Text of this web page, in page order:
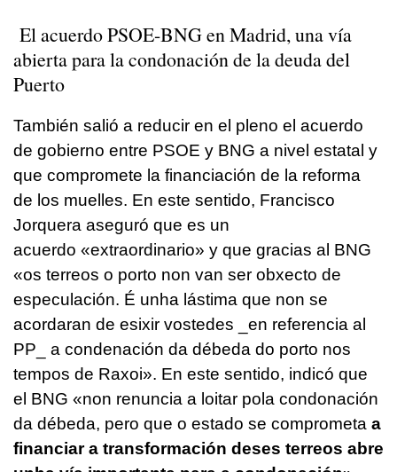
El acuerdo PSOE-BNG en Madrid, una vía
abierta para la condonación de la deuda del
Puerto
También salió a reducir en el pleno el acuerdo
de gobierno entre PSOE y BNG a nivel estatal y
que compromete la financiación de la reforma
de los muelles. En este sentido, Francisco
Jorquera aseguró que es un
acuerdo «extraordinario» y que gracias al BNG
«os terreos o porto non van ser obxecto de
especulación. É unha lástima que non se
acordaran de esixir vostedes _en referencia al
PP_ a condenación da débeda do porto nos
tempos de Raxoi». En este sentido, indicó que
el BNG «non renuncia a loitar pola condonación
da débeda, pero que o estado se comprometa a
financiar a transformación deses terreos abre